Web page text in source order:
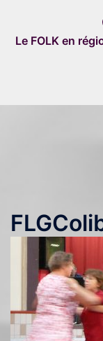
contenu
Le FOLK en